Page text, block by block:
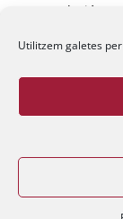
Utilitzem galetes
Fundació La